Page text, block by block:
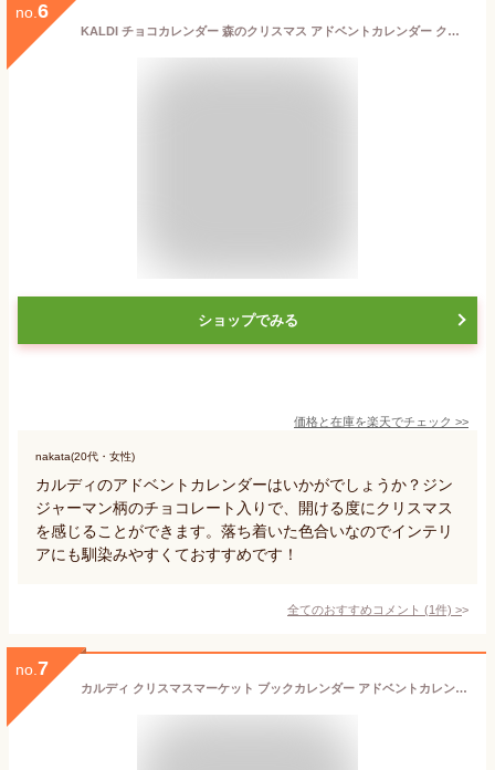
no. 6
KALDI チョコカレンダー 森のクリスマス アドベントカレンダー クリスマス カルディ お菓子 2023
ショップでみる
価格と在庫を楽天でチェック >>
nakata(20代・女性)
カルディのアドベントカレンダーはいかがでしょうか？ジン
ジャーマン柄のチョコレート入りで、開ける度にクリスマス
を感じることができます。落ち着いた色合いなのでインテリ
アにも馴染みやすくておすすめです！
全てのおすすめコメント (1件) >
no. 7
カルディ クリスマスマーケット ブックカレンダー アドベントカレンダー 1個 クリスマス 2024 チョコレート